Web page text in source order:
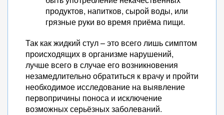
продуктов, напитков, сырой воды, или
грязные руки во время приёма пищи.
Так как жидкий стул – это всего лишь симптом
происходящих в организме нарушений,
лучше всего в случае его возникновения
незамедлительно обратиться к врачу и пройти
необходимое исследование на выявление
первопричины поноса и исключение
возможных серьёзных заболеваний.